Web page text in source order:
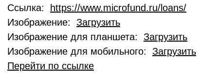
Ссылка:
https://www.microfund.ru/loans/
Изображение: Загрузить
Изображение для планшета: Загрузить
Изображение для мобильного: Загрузить
Перейти по ссылке